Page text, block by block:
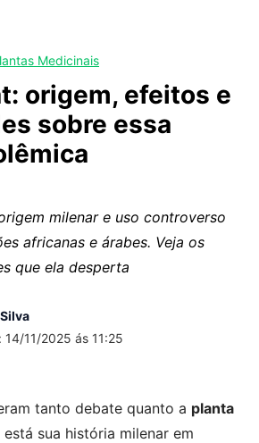
Medicinais
origem, efeitos e
sobre essa
milenar e uso controverso
africanas e árabes. Veja os
que ela desperta
14/11/2025 ás 11:25
tanto debate quanto a planta
está sua história milenar em